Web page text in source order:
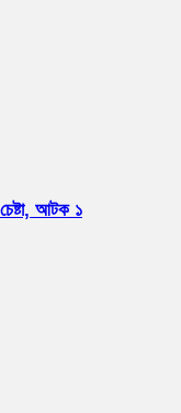
আটক ১